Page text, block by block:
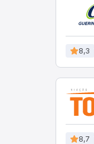
8,3
8,7